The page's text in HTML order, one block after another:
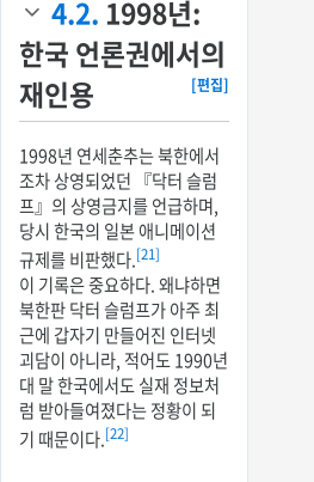
4.2. 1998년:
한국 언론권에서의
재인용
[편집]
1998년 연세춘추는 북한에서
조차 상영되었던 『닥터 슬럼
프』의 상영금지를 언급하며,
당시 한국의 일본 애니메이션
규제를 비판했다.[21]
이 기록은 중요하다. 왜냐하면
북한판 닥터 슬럼프가 아주 최
근에 갑자기 만들어진 인터넷
괴담이 아니라, 적어도 1990년
대 말 한국에서도 실재 정보처
럼 받아들여졌다는 정황이 되
기 때문이다.[22]